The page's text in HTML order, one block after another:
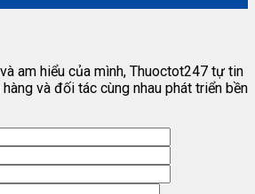
am hiểu của mình, Thuoctot247 tự tin
và đối tác cùng nhau phát triển bền